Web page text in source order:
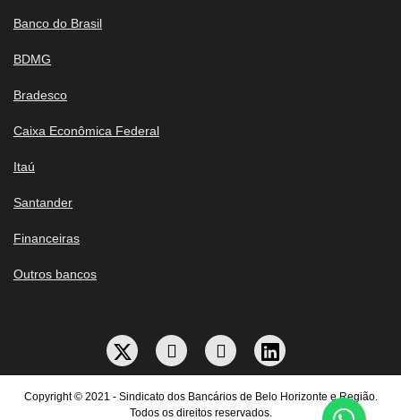
Banco do Brasil
BDMG
Bradesco
Caixa Econômica Federal
Itaú
Santander
Financeiras
Outros bancos
Copyright © 2021 - Sindicato dos Bancários de Belo Horizonte e Região.
Todos os direitos reservados.